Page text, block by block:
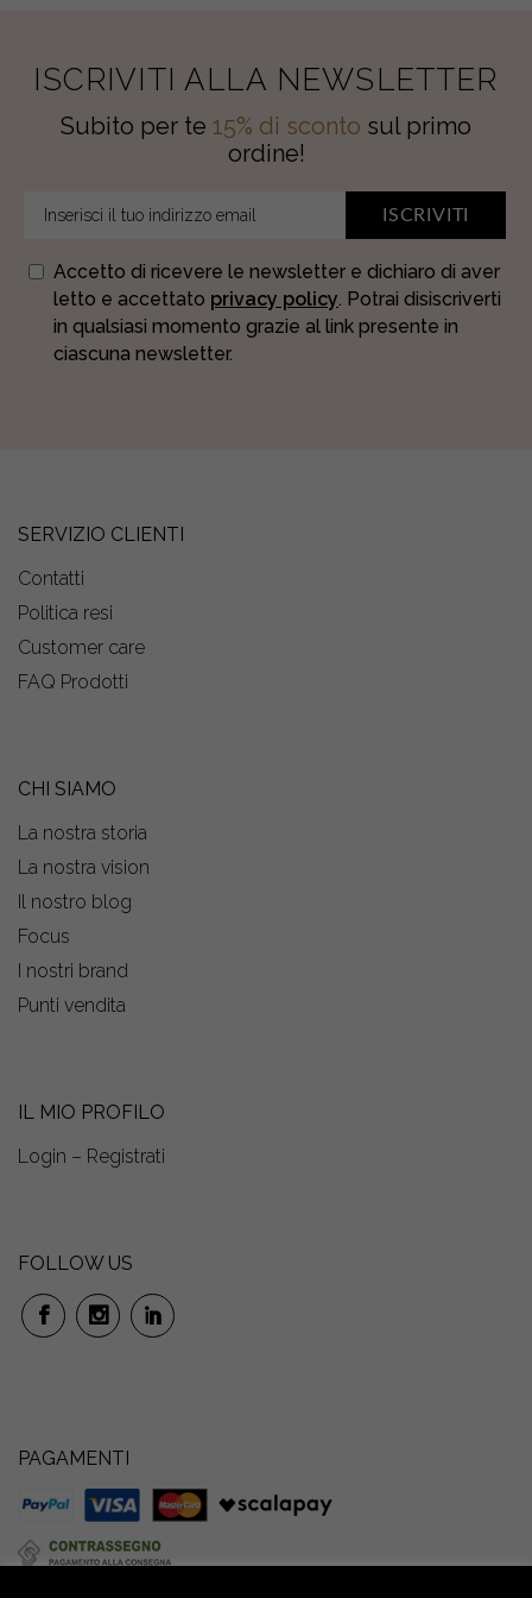
ISCRIVITI ALLA NEWSLETTER
Subito per te 15% di sconto sul primo
ordine!
ISCRIVITI
Accetto di ricevere le newsletter e dichiaro di aver
letto e accettato privacy policy. Potrai disiscriverti
in qualsiasi momento grazie al link presente in
ciascuna newsletter.
SERVIZIO CLIENTI
Contatti
Politica resi
Customer care
FAQ Prodotti
CHI SIAMO
La nostra storia
La nostra vision
Il nostro blog
Focus
I nostri brand
Punti vendita
IL MIO PROFILO
Login – Registrati
FOLLOW US
PAGAMENTI